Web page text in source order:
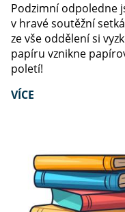
Podzimní odpoledne
v hravé soutěžní
ze vše oddělení si
papíru vznikne
poletí!
VÍCE